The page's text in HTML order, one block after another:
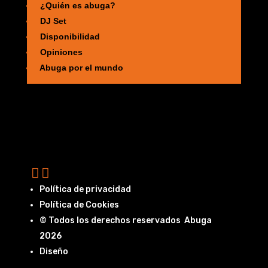
¿Quién es abuga?
DJ Set
Disponibilidad
Opiniones
Abuga por el mundo
Política de privacidad
Política de Cookies
© Todos los derechos reservados Abuga
2026
Diseño